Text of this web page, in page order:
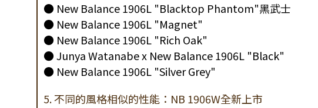
● New Balance 1906L "Blacktop Phantom"黑武士
● New Balance 1906L "Magnet"
● New Balance 1906L "Rich Oak"
● Junya Watanabe x New Balance 1906L "Black"
● New Balance 1906L "Silver Grey"
5. 不同的風格相似的性能：NB 1906W全新上市